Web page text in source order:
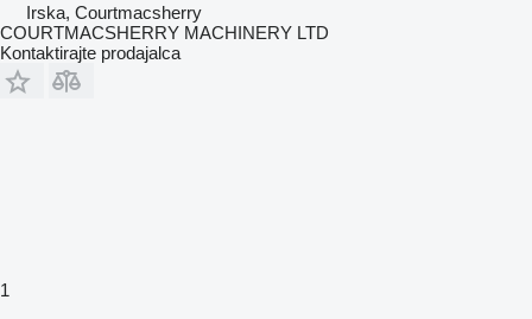
Irska, Courtmacsherry
COURTMACSHERRY MACHINERY LTD
Kontaktirajte prodajalca
1